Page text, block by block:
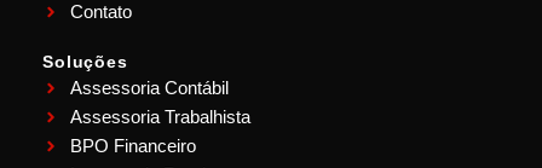
Contato
Soluções
Assessoria Contábil
Assessoria Trabalhista
BPO Financeiro